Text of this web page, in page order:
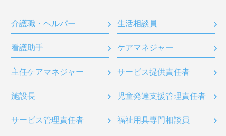
介護職・ヘルパー 生活相談員
看護助手 ケアマネジャー
主任ケアマネジャー サービス提供責任者
施設長 児童発達支援管理責任者
サービス管理責任者 福祉用具専門相談員